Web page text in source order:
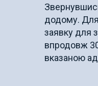
додому. Для
заявку для
впродовж
вказаною